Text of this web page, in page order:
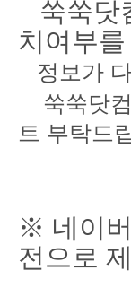
쑥쑥닷
치여부
정보가
쑥쑥닷컴
트 부탁드
※ 네이
전으로